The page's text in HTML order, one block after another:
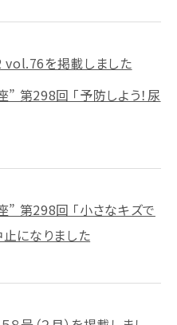
vol.76を掲載しました
第298回 「予防しよう！尿
” 第298回 「小さなキズで
になりました